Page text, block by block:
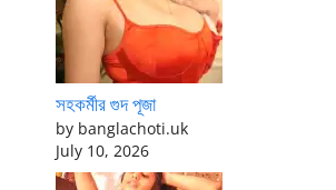
সহকর্মীর গুদ পূজা
by banglachoti.uk
July 10, 2026